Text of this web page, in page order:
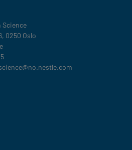
Science​
0250 Oslo